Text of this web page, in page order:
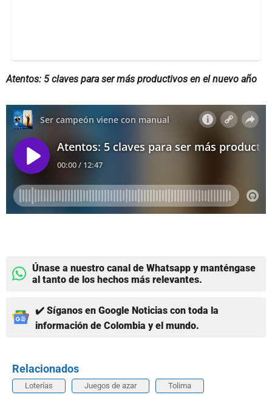
Atentos: 5 claves para ser más productivos en el nuevo año
Únase a nuestro canal de Whatsapp y manténgase
al tanto de los hechos más relevantes.
✔️ Síganos en Google Noticias con toda la
información de Colombia y el mundo.
Relacionados
Loterías Juegos de azar Tolima